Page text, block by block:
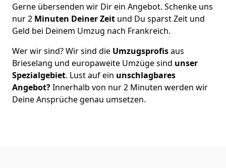
Gerne übersenden wir Dir ein Angebot. Schenke uns
nur2 Minuten Deiner Zeit und Du sparst Zeit und
Geld bei Deinem Umzug nach Frankreich.
Wer wir sind? Wir sind die Umzugsprofisaus
Brieselang und europaweite Umzüge sind unser
Spezialgebiet. Lust auf ein unschlagbares
Angebot?Innerhalb von nur2 Minuten werden wir
Deine Ansprüche genau umsetzen.